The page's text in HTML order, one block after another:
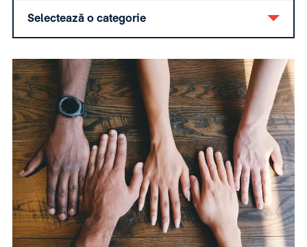
Selectează o categorie